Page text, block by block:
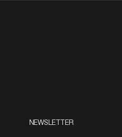
NEWSLETTER